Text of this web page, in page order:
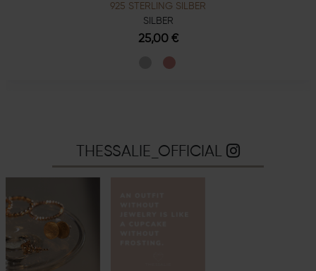
925 STERLING SILBER
SILBER
25,00 €
THESSALIE_OFFICIAL